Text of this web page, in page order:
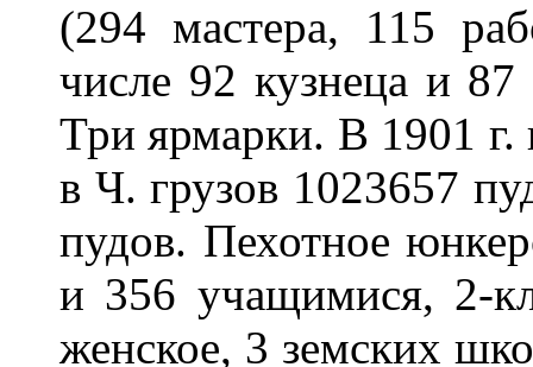
(294 мастера, 115
числе 92 кузнеца и
Три ярмарки. В 1901 г.
в Ч. грузов 1023657
пудов. Пехотное
и 356 учащимися, 2-
женское, 3 земских